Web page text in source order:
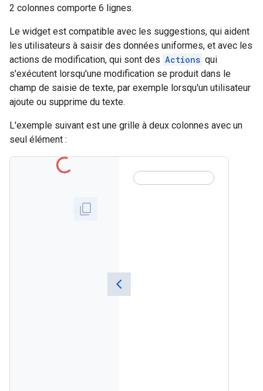
2 colonnes comporte 6 lignes.
Le widget est compatible avec les suggestions, qui aident
les utilisateurs à saisir des données uniformes, et avec les
actions de modification, qui sont des Actions qui
s'exécutent lorsqu'une modification se produit dans le
champ de saisie de texte, par exemple lorsqu'un utilisateur
ajoute ou supprime du texte.
L'exemple suivant est une grille à deux colonnes avec un
seul élément :